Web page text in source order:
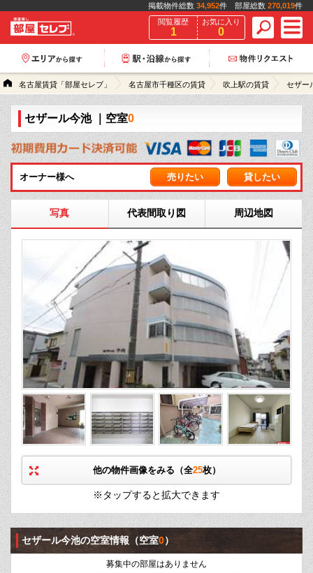
掲載物件総数 34,952件 部屋総数 270,019件
閲覧履歴
1
お気に入り
0
名古屋賃貸「部屋セレブ」 名古屋市千種区の賃貸 吹上駅の賃貸 セザー
セザール今池 ｜空室0
オーナー様へ 売りたい 貸したい
写真 代表間取り図 周辺地図
他の物件画像をみる（全25枚）
※タップすると拡大できます
セザール今池の空室情報（空室0）
募集中の部屋はありません